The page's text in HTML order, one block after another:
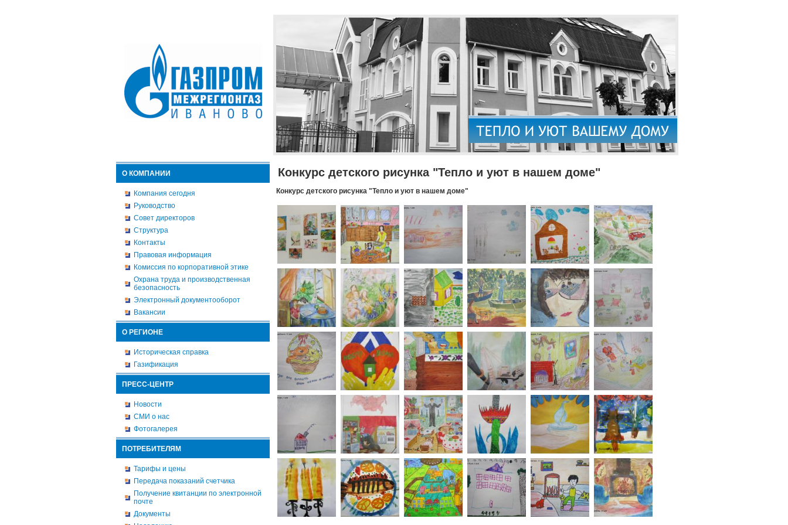
О КОМПАНИИ
Компания сегодня
Руководство
Совет директоров
Структура
Контакты
Правовая информация
Комиссия по корпоративной этике
Охрана труда и производственная
безопасность
Электронный документооборот
Вакансии
О РЕГИОНЕ
Историческая справка
Газификация
ПРЕСС-ЦЕНТР
Новости
СМИ о нас
Фотогалерея
ПОТРЕБИТЕЛЯМ
Тарифы и цены
Передача показаний счетчика
Получение квитанции по электронной
почте
Документы
Конкурс детского рисунка "Тепло и уют в нашем доме"
Конкурс детского рисунка "Тепло и уют в нашем доме"